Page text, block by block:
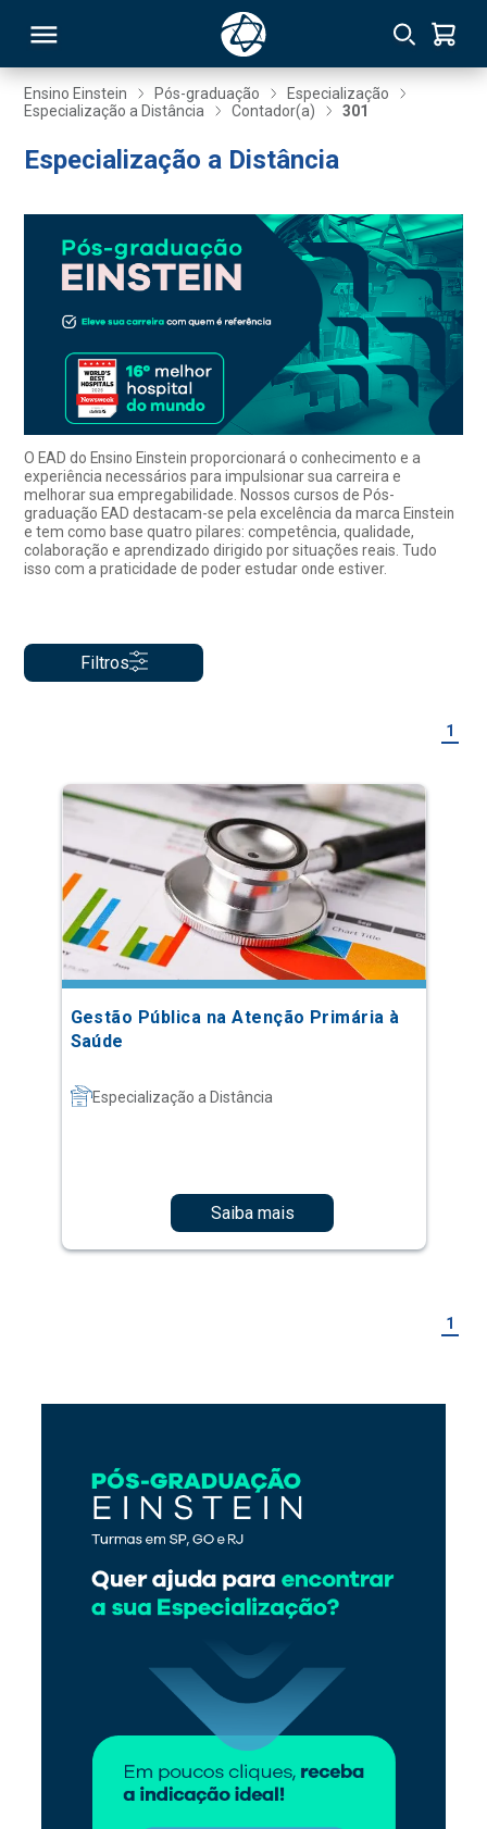
Ensino Einstein Pós-graduação
Especialização
Especialização a Distância
Contador(a) 301
Especialização a Distância
O EAD do Ensino Einstein proporcionará o conhecimento e a
experiência necessários para impulsionar sua carreira e
melhorar sua empregabilidade. Nossos cursos de Pós-
graduação EAD destacam-se pela excelência da marca Einstein
e tem como base quatro pilares: competência, qualidade,
colaboração e aprendizado dirigido por situações reais. Tudo
isso com a praticidade de poder estudar onde estiver.
Filtros
1
Gestão Pública na Atenção Primária à
Saúde
Especialização a Distância
Saiba mais
1